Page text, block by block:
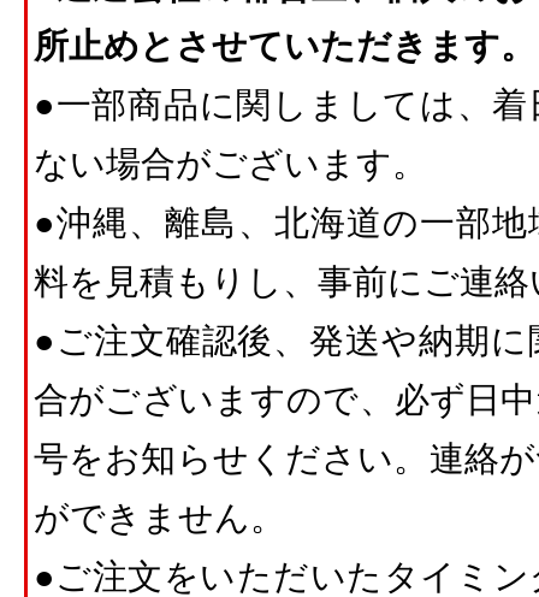
所止めとさせていただきます。
●一部商品に関しましては、
ない場合がございます。
●沖縄、離島、北海道の一部
料を見積もりし、事前にご連
●ご注文確認後、発送や納期
合がございますので、必ず日
号をお知らせください。連絡
ができません。
●ご注文をいただいたタイミ